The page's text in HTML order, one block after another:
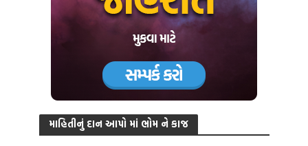
માહિતીનું દાન આપો માં ભોમ ને કાજ